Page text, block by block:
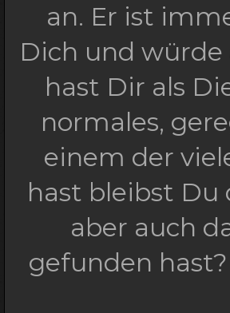
an. Er ist
Dich und
hast Dir als
normales,
einem der
hast bleibst Du
aber auch
gefunden